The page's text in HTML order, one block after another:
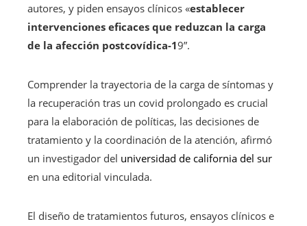
autores, y piden ensayos clínicos «establecer
intervenciones eficaces que reduzcan la carga
de la afección postcovídica-19”.
Comprender la trayectoria de la carga de síntomas y
la recuperación tras un covid prolongado es crucial
para la elaboración de políticas, las decisiones de
tratamiento y la coordinación de la atención, afirmó
un investigador del universidad de california del sur
en una editorial vinculada.
El diseño de tratamientos futuros, ensayos clínicos e